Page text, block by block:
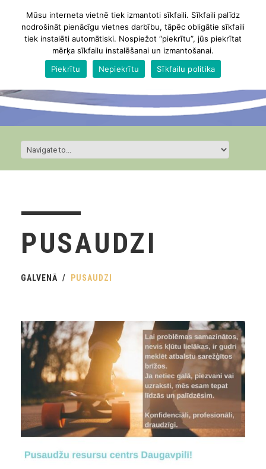
PUSAUDZI
GALVENĀ PUSAUDZI
Mūsu interneta vietnē tiek izmantoti sīkfaili. Sīkfaili palīdz
nodrošināt pienācīgu vietnes darbību, tāpēc obligātie sīkfaili
tiek instalēti automātiski. Nospiežot “piekrītu”, jūs piekrītat
mērķa sīkfailu instalēšanai un izmantošanai.
Piekrītu
Nepiekrītu Sīkfailu politika